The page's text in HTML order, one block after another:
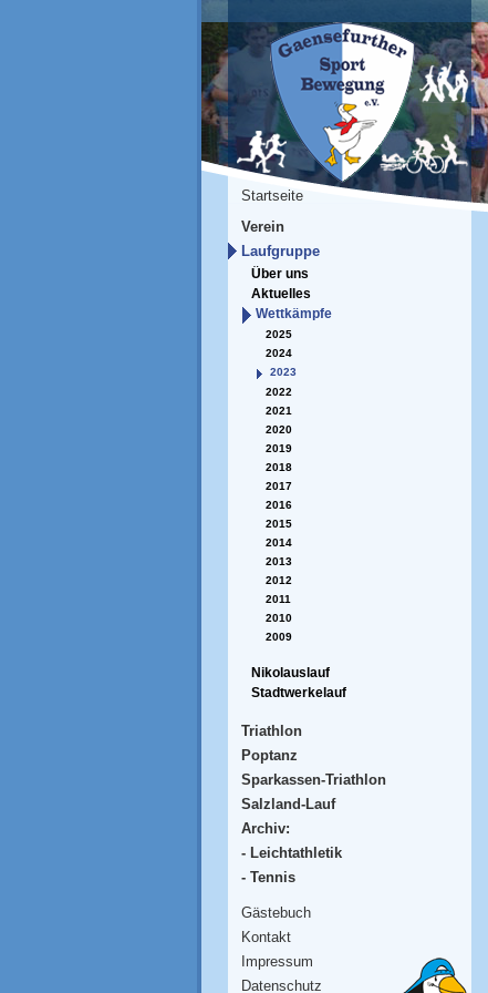
Startseite
Verein
Laufgruppe
Über uns
Aktuelles
Wettkämpfe
2025
2024
2023
2022
2021
2020
2019
2018
2017
2016
2015
2014
2013
2012
2011
2010
2009
Nikolauslauf
Stadtwerkelauf
Triathlon
Poptanz
Sparkassen-Triathlon
Salzland-Lauf
Archiv:
- Leichtathletik
- Tennis
Gästebuch
Kontakt
Impressum
Datenschutz